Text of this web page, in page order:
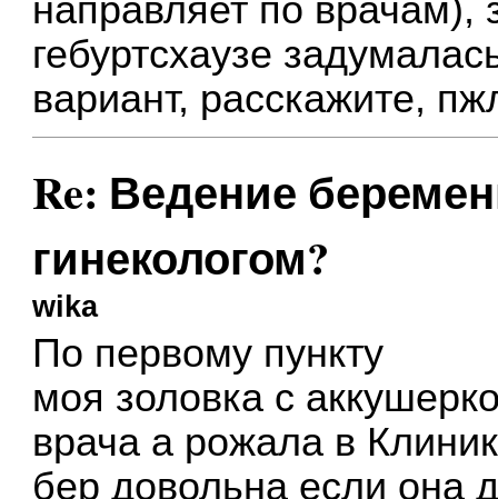
направляет по
гебуртсхаузе
вариант, расскажите,
Re: Ведение
гинекологом?
wika
По первому пункту
моя золовка с
врача а рожала в
бер довольна если она